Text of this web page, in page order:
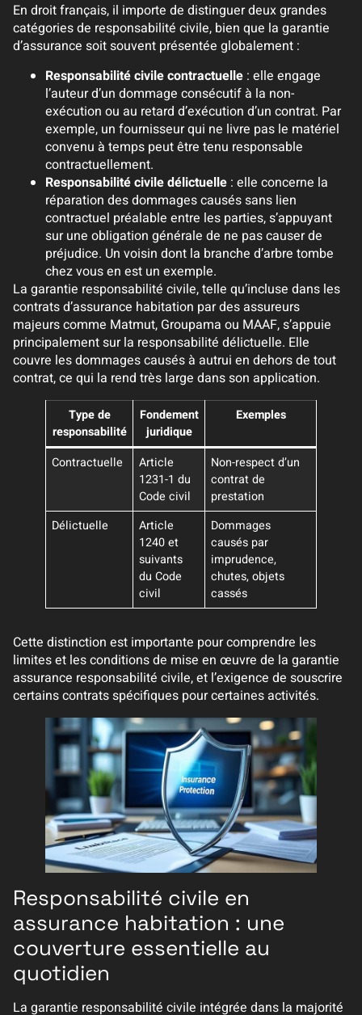
En droit français, il importe de distinguer deux grandes
catégories de responsabilité civile, bien que la garantie
d’assurance soit souvent présentée globalement :
Responsabilité civile contractuelle : elle engage
l’auteur d’un dommage consécutif à la non-
exécution ou au retard d’exécution d’un contrat. Par
exemple, un fournisseur qui ne livre pas le matériel
convenu à temps peut être tenu responsable
contractuellement.
Responsabilité civile délictuelle : elle concerne la
réparation des dommages causés sans lien
contractuel préalable entre les parties, s’appuyant
sur une obligation générale de ne pas causer de
préjudice. Un voisin dont la branche d’arbre tombe
chez vous en est un exemple.
La garantie responsabilité civile, telle qu’incluse dans les
contrats d’assurance habitation par des assureurs
majeurs comme Matmut, Groupama ou MAAF, s’appuie
principalement sur la responsabilité délictuelle. Elle
couvre les dommages causés à autrui en dehors de tout
contrat, ce qui la rend très large dans son application.
Type de
responsabilité
Fondement
juridique
Exemples
Contractuelle
Article
1231-1 du
Code civil
Non-respect d’un
contrat de
prestation
Délictuelle
Article
1240 et
suivants
du Code
civil
Dommages
causés par
imprudence,
chutes, objets
cassés
Cette distinction est importante pour comprendre les
limites et les conditions de mise en œuvre de la garantie
assurance responsabilité civile, et l’exigence de souscrire
certains contrats spécifiques pour certaines activités.
Responsabilité civile en
assurance habitation : une
couverture essentielle au
quotidien
La garantie responsabilité civile intégrée dans la majorité